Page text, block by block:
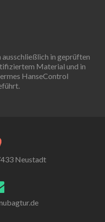
in geprüften
Material und in
HanseControl
Neustadt